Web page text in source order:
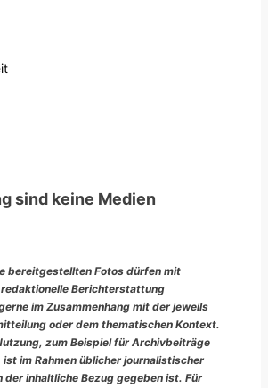
sind keine Medien
bereitgestellten Fotos dürfen mit
Berichterstattung
im Zusammenhang mit der jeweils
oder dem thematischen Kontext.
zum Beispiel für Archivbeiträge
ist im Rahmen üblicher journalistischer
inhaltliche Bezug gegeben ist. Für